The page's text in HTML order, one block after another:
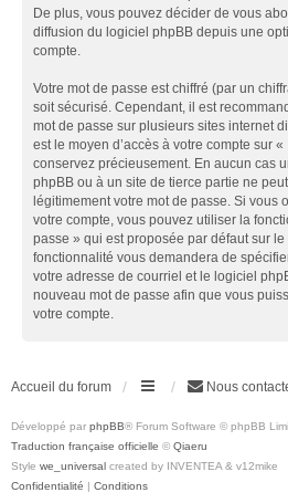
De plus, vous pouvez décider de vous
diffusion du logiciel phpBB depuis une
compte.
Votre mot de passe est chiffré (par un
soit sécurisé. Cependant, il est
mot de passe sur plusieurs sites internet
est le moyen d’accès à votre compte sur
conservez précieusement. En aucun cas
phpBB ou à un site de tierce partie ne
légitimement votre mot de passe. Si vous
votre compte, vous pouvez utiliser la
passe » qui est proposée par défaut sur
fonctionnalité vous demandera de
votre adresse de courriel et le logiciel
nouveau mot de passe afin que vous
votre compte.
Accueil du forum Nous
Développé par phpBB® Forum Software © phpBB
Traduction française officielle © Qiaeru
Style we_universal created by INVENTEA & v12mike
Confidentialité | Conditions